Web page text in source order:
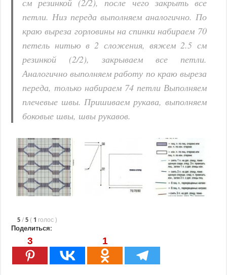
см резинкой (2/2), после чего закрыть все
петли. Низ переда выполняем аналогично. По
краю выреза горловины на спинки набираем 70
петель нитью в 2 сложения, вяжем 2.5 см
резинкой (2/2), закрываем все петли.
Аналогично выполняем работу по краю выреза
переда, только набираем 74 петли Выполняем
плечевые швы. Пришиваем рукава, выполняем
боковые швы, швы рукавов.
5 / 5 ( 1 голос)
Поделиться:
3 1